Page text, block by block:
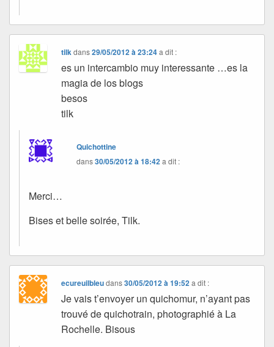
tilkdans29/05/2012 à 23:24 a dit :
es un intercambio muy interessante …es la
magia de los blogs
besos
tilk
Quichottine
dans30/05/2012 à 18:42a dit :
Merci…
Bises et belle soirée, Tilk.
ecureuilbleudans30/05/2012 à 19:52 a dit :
Je vais t’envoyer un quichomur, n’ayant pas
trouvé de quichotrain, photographié à La
Rochelle. Bisous